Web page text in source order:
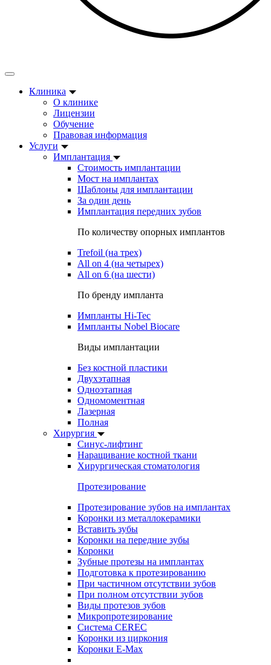
Клиника
О клинике
Лицензии
Обучение
Правовая информация
Услуги
Имплантация
Стоимость имплантации
Мост на имплантах
Шаблоны для имплантации
За один день
Имплантация передних зубов
По количеству опорных имплантов
Trefoil (на трех)
All on 4 (на четырех)
All on 6 (на шести)
По бренду импланта
Импланты Hi-Tec
Импланты Nobel Biocare
Виды имплантации
Без костной пластики
Двухэтапная
Одноэтапная
Одномоментная
Лазерная
Полная
Хирургия
Синус-лифтинг
Наращивание костной ткани
Хирургическая стоматология
Протезирование
Протезирование зубов на имплантах
Коронки из металлокерамики
Вставить зубы
Коронки на передние зубы
Коронки
Зубные протезы на имплантах
Подготовка к протезированию
При частичном отсутствии зубов
При полном отсутствии зубов
Виды протезов зубов
Микропротезирование
Система CEREC
Коронки из циркония
Коронки E-Max